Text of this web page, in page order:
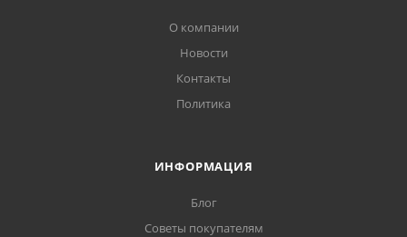
О компании
Новости
Контакты
Политика
ИНФОРМАЦИЯ
Блог
Советы покупателям